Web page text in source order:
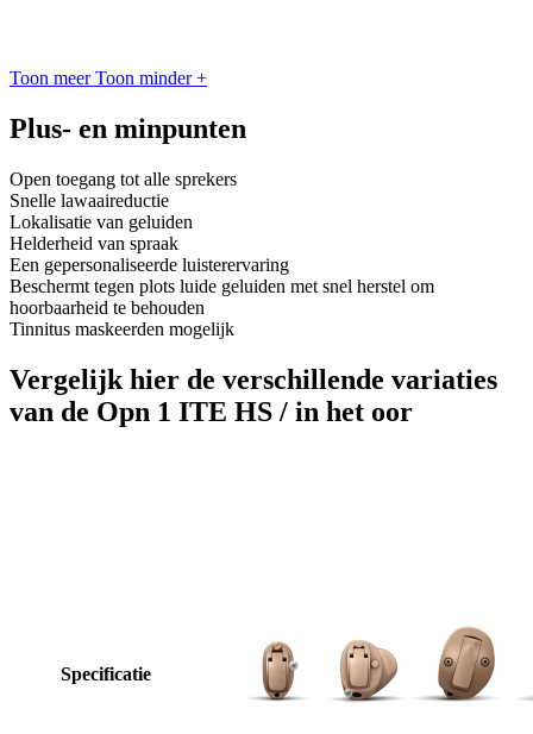
Toon meer Toon minder +
Plus- en minpunten
Open toegang tot alle sprekers
Snelle lawaaireductie
Lokalisatie van geluiden
Helderheid van spraak
Een gepersonaliseerde luisterervaring
Beschermt tegen plots luide geluiden met snel herstel om
hoorbaarheid te behouden
Tinnitus maskeerden mogelijk
Vergelijk hier de verschillende variaties
van de Opn 1 ITE HS / in het oor
Specificatie